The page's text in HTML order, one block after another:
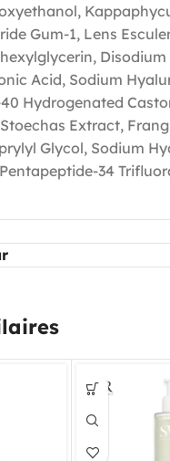
Gum-1, Lens
Disodium
Acid, Sodium
Hydrogenated
Extract,
Glycol, Sodium
34